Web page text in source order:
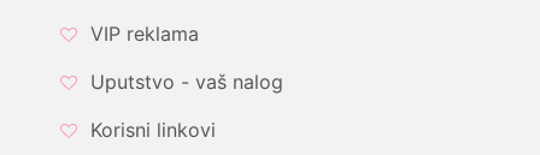
VIP reklama
Uputstvo - vaš nalog
Korisni linkovi